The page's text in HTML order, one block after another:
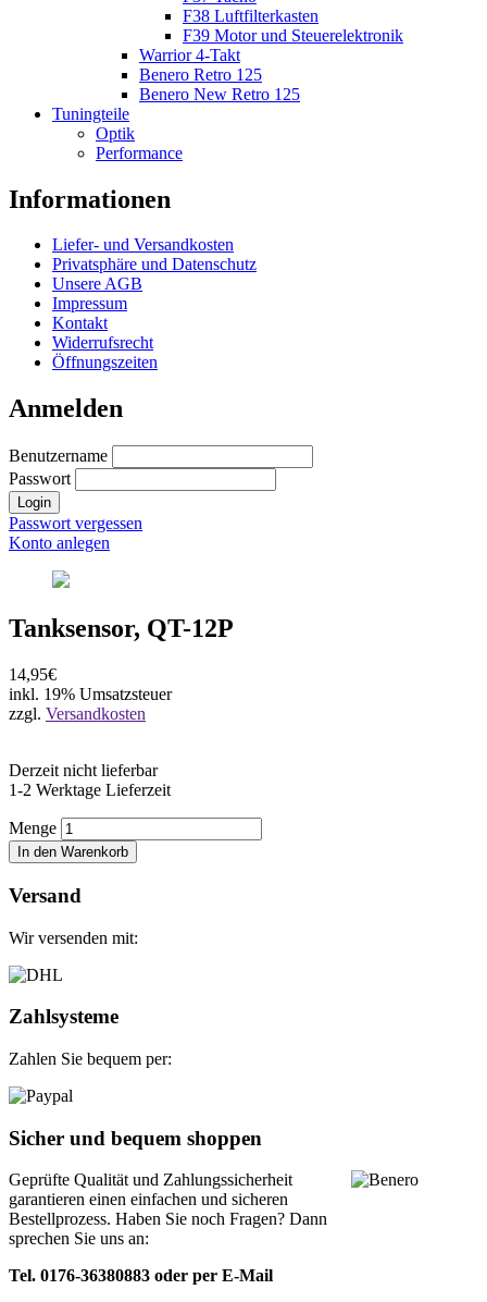
F38 Luftfilterkasten
F39 Motor und Steuerelektronik
Warrior 4-Takt
Benero Retro 125
Benero New Retro 125
Tuningteile
Optik
Performance
Informationen
Liefer- und Versandkosten
Privatsphäre und Datenschutz
Unsere AGB
Impressum
Kontakt
Widerrufsrecht
Öffnungszeiten
Anmelden
Benutzername
Passwort
Login
Passwort vergessen
Konto anlegen
Tanksensor, QT-12P
14,95€
inkl. 19% Umsatzsteuer
zzgl. Versandkosten
Derzeit nicht lieferbar
1-2 Werktage Lieferzeit
Menge
In den Warenkorb
Versand
Wir versenden mit:
Zahlsysteme
Zahlen Sie bequem per:
Sicher und bequem shoppen
Geprüfte Qualität und Zahlungssicherheit
garantieren einen einfachen und sicheren
Bestellprozess. Haben Sie noch Fragen? Dann
sprechen Sie uns an:
Tel. 0176-36380883 oder per E-Mail